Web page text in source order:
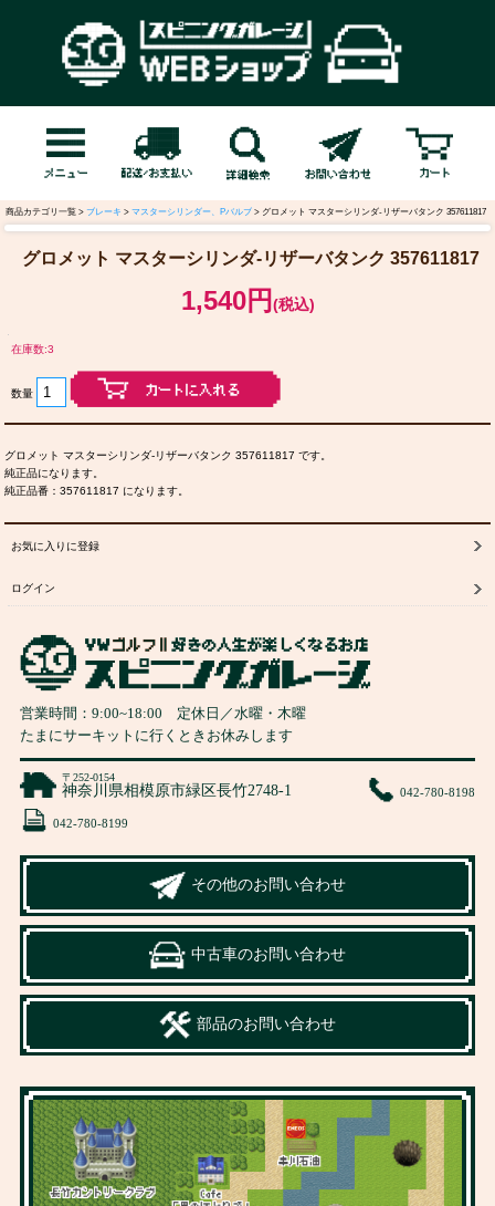
商品カテゴリ一覧 > ブレーキ > マスターシリンダー、Pバルブ > グロメット マスターシリンダ-リザーバタンク 357611817
グロメット マスターシリンダ-リザーバタンク 357611817
1,540円 (税込)
在庫数:3
数量
グロメット マスターシリンダ-リザーバタンク 357611817 です。
純正品になります。
純正品番：357611817 になります。
お気に入りに登録
ログイン
営業時間： 9:00~18:00 定休日／水曜・木曜
たまにサーキットに行くときお休みします
〒252-0154
神奈川県相模原市緑区長竹2748-1 042-780-8198
042-780-8199
その他のお問い合わせ
中古車のお問い合わせ
部品のお問い合わせ